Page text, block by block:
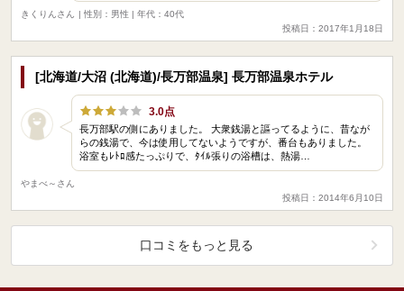
きくりんさん
| 性別：男性 | 年代：40代
投稿日：2017年1月18日
[北海道/大沼 (北海道)/長万部温泉] 長万部温泉ホテル
3.0点
長万部駅の側にありました。 大衆銭湯と謳ってるように、昔なが
らの銭湯で、今は使用してないようですが、番台もありました。
浴室もﾚﾄﾛ感たっぷりで、ﾀｲﾙ張りの浴槽は、熱湯…
やまべ～さん
投稿日：2014年6月10日
口コミをもっと見る